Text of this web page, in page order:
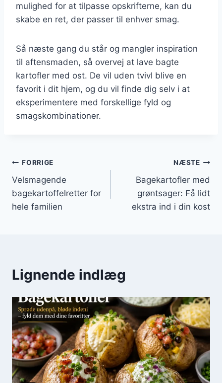
mulighed for at tilpasse opskrifterne, kan du
skabe en ret, der passer til enhver smag.
Så næste gang du står og mangler inspiration
til aftensmaden, så overvej at lave bagte
kartofler med ost. De vil uden tvivl blive en
favorit i dit hjem, og du vil finde dig selv i at
eksperimentere med forskellige fyld og
smagskombinationer.
Indlægsnavigation
FORRIGE
Velsmagende
bagekartoffelretter for
hele familien
NÆSTE
Bagekartofler med
grøntsager: Få lidt
ekstra ind i din kost
Lignende indlæg